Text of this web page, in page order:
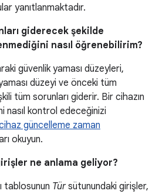
yanıtlanmaktadır.
giderecek şekilde
nasıl öğrenebilirim?
güvenlik yaması düzeyleri,
düzeyi ve önceki tüm
tüm sorunları giderir. Bir cihazın
nasıl kontrol edeceğinizi
güncelleme zaman
okuyun.
ne anlama geliyor?
tablosunun Türsütunundaki girişler,